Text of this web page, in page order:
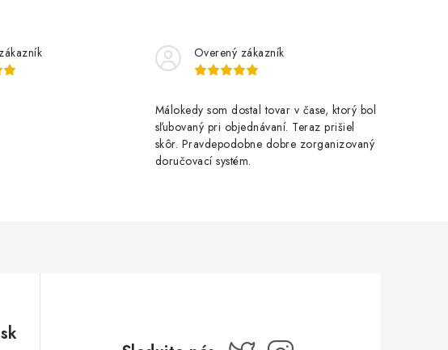
Overený zákazník
Málokedy som dostal tovar v čase, ktorý bol
sľubovaný pri objednávaní. Teraz prišiel
skôr. Pravdepodobne dobre zorganizovaný
doručovací systém.